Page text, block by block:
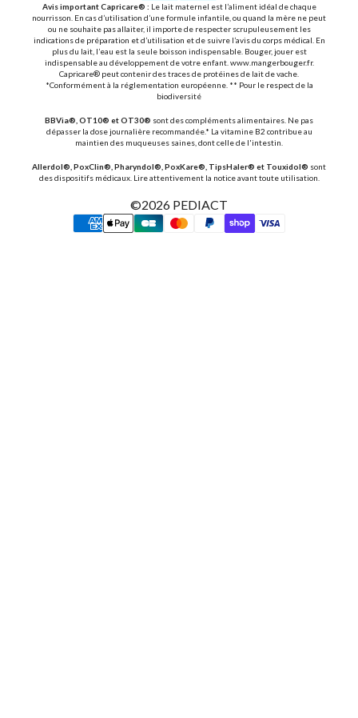
Avis important Capricare® : Le lait maternel est l’aliment idéal de chaque
nourrisson. En cas d’utilisation d’une formule infantile, ou quand la mère ne peut
ou ne souhaite pas allaiter, il importe de respecter scrupuleusement les
indications de préparation et d’utilisation et de suivre l’avis du corps médical. En
plus du lait, l’eau est la seule boisson indispensable. Bouger, jouer est
indispensable au développement de votre enfant. www.mangerbouger.fr.
Capricare® peut contenir des traces de protéines de lait de vache.
*Conformément à la réglementation européenne. ** Pour le respect de la
biodiversité
BBVia®, OT10® et OT30® sont des compléments alimentaires. Ne pas
dépasser la dose journalière recommandée.* La vitamine B2 contribue au
maintien des muqueuses saines, dont celle de l'intestin.
Allerdol®, PoxClin®, Pharyndol®, PoxKare®, TipsHaler® et Touxidol® sont
des dispositifs médicaux. Lire attentivement la notice avant toute utilisation.
©2026 PEDIACT